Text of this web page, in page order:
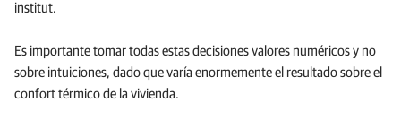
institut.
Es importante tomar todas estas decisiones valores numéricos y no
sobre intuiciones, dado que varía enormemente el resultado sobre el
confort térmico de la vivienda.